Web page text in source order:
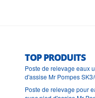
TOP PRODUITS
Poste de relevage eaux
d'assise Mr Pompes
Poste de relevage pour